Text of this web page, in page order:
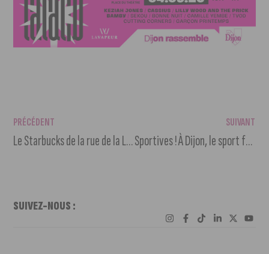
PRÉCÉDENT
Le Starbucks de la rue de la Liberté sur le point de fermer pour se relocaliser
SUIVANT
Sportives ! À Dijon, le sport féminin rassemble
SUIVEZ-NOUS :